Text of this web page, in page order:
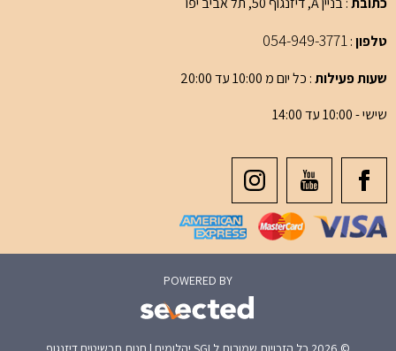
טלפון:
054-949-3771
שעות פעילות: כל יום מ 10:00 עד 20:00
שישי - 10:00 עד 14:00
POWERED BY